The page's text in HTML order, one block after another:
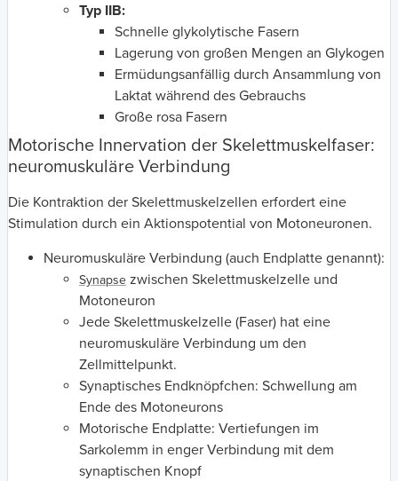
Typ IIB:
Schnelle glykolytische Fasern
Lagerung von großen Mengen an Glykogen
Ermüdungsanfällig durch Ansammlung von
Laktat während des Gebrauchs
Große rosa Fasern
Motorische Innervation der Skelettmuskelfaser:
neuromuskuläre Verbindung
Die Kontraktion der Skelettmuskelzellen erfordert eine
Stimulation durch ein Aktionspotential von Motoneuronen.
Neuromuskuläre Verbindung (auch Endplatte genannt):
Synapse zwischen Skelettmuskelzelle und
Motoneuron
Jede Skelettmuskelzelle (Faser) hat eine
neuromuskuläre Verbindung um den
Zellmittelpunkt.
Synaptisches Endknöpfchen: Schwellung am
Ende des Motoneurons
Motorische Endplatte: Vertiefungen im
Sarkolemm in enger Verbindung mit dem
synaptischen Knopf